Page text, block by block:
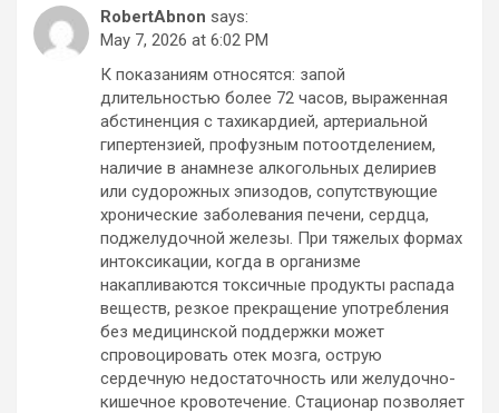
RobertAbnon says:
May 7, 2026 at 6:02 PM
К показаниям относятся: запой
длительностью более 72 часов, выраженная
абстиненция с тахикардией, артериальной
гипертензией, профузным потоотделением,
наличие в анамнезе алкогольных делириев
или судорожных эпизодов, сопутствующие
хронические заболевания печени, сердца,
поджелудочной железы. При тяжелых формах
интоксикации, когда в организме
накапливаются токсичные продукты распада
веществ, резкое прекращение употребления
без медицинской поддержки может
спровоцировать отек мозга, острую
сердечную недостаточность или желудочно-
кишечное кровотечение. Стационар позволяет